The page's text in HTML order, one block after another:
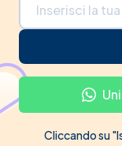
Cliccando su